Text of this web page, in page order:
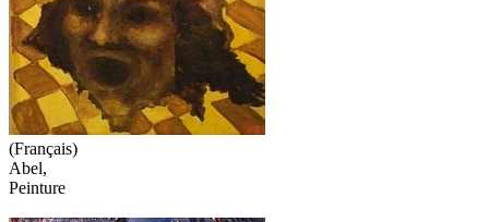
(Français)
Abel,
Peinture